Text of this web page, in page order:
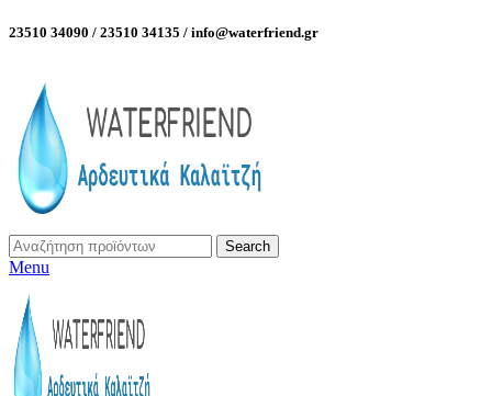
23510 34090 / 23510 34135 / info@waterfriend.gr
Search
Menu